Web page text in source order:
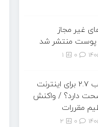
غیر مجاز
منتشر شد
1
اعمال ضریب ۲.۷ برای اینترنت
دارد؟ / واکنش
مقررات
2